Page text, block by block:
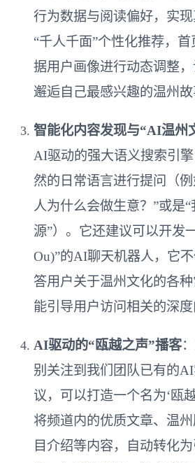
行为数据与阅读偏好，实
“千人千面”个性化推荐，
据用户画像进行动态调整
邂逅自己最感兴趣的温州故
智能化内容发现与“AI温州
AI驱动的强大语义搜索引
然的日常语言进行提问（
人为什么会做生意？”或是
源”）。它还建议可以开发
Ou)”的AI聊天机器人，它
答用户关于温州文化的各
能引导用户访问相关的深度
AI驱动的“瓯越之声”播客
别关注到我们团队已有的
议，可以打造一个名为‘瓯
将频道内的优质文章、温
目介绍等内容，自动转化